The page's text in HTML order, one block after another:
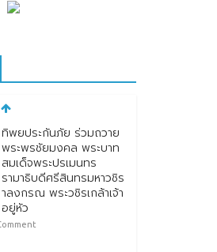
ทิพยประกันภัย ร่วมถวาย
พระพรชัยมงคล พระบาท
สมเด็จพระปรเมนทร
รามาธิบดีศรีสินทรมหาวชิร
าลงกรณ พระวชิรเกล้าเจ้า
อยู่หัว